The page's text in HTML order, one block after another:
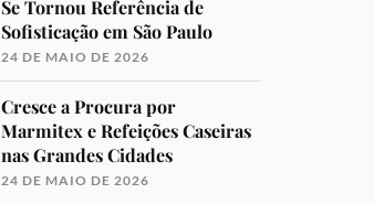
Se Tornou Referência de
Sofisticação em São Paulo
24 DE MAIO DE 2026
Cresce a Procura por
Marmitex e Refeições Caseiras
nas Grandes Cidades
24 DE MAIO DE 2026